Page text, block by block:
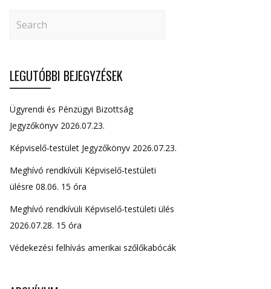
LEGUTÓBBI BEJEGYZÉSEK
Ügyrendi és Pénzügyi Bizottság
Jegyzőkönyv 2026.07.23.
Képviselő-testület Jegyzőkönyv 2026.07.23.
Meghívó rendkívüli Képviselő-testületi
ülésre 08.06. 15 óra
Meghívó rendkívüli Képviselő-testületi ülés
2026.07.28. 15 óra
Védekezési felhívás amerikai szőlőkabócák